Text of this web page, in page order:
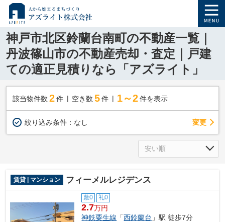
神戸市北区鈴蘭台南町の不動産一覧｜
丹波篠山市の不動産売却・査定｜戸建
ての適正見積りなら「アズライト」
該当物件数 2件 空き数 5 件 1～2 件を表示
絞り込み条件： なし 変更
賃貸 | マンション フィーメルレジデンス
敷0 礼0
2.7万円
神鉄粟生線 「西鈴蘭台 」駅 徒歩7分